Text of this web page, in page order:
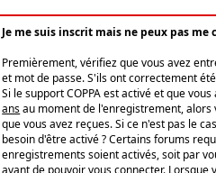
Je me suis inscrit mais ne peux pas me
Premièrement, vérifiez que vous avez
et mot de passe. S'ils ont correctement
Si le support COPPA est activé et que
ansau moment de l'enregistrement,
que vous avez reçues. Si ce n'est pas le
besoin d'être activé ? Certains forums
enregistrements soient activés, soit par
avant de pouvoir vous connecter. Lorsque